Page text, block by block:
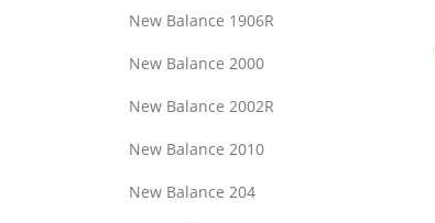
New Balance 1906R
New Balance 2000
New Balance 2002R
New Balance 2010
New Balance 204